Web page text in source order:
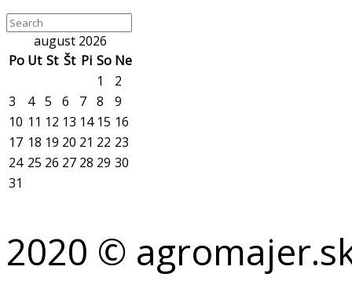
august 2026
Po Ut St Št Pi So Ne
1
2
3
4 5 6 7 8
9
10 11 12 13 14 15 16
17 18 19 20 21 22 23
24 25 26 27 28 29 30
31
2020 ©